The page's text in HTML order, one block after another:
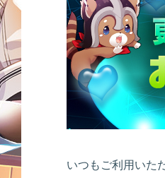
いつもご利用いた